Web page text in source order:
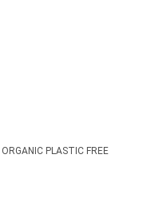
ORGANIC PLASTIC FREE